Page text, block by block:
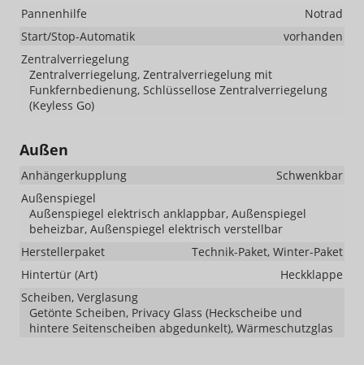
Pannenhilfe
Notrad
Start/Stop-Automatik
vorhanden
Zentralverriegelung
Zentralverriegelung, Zentralverriegelung mit
Funkfernbedienung, Schlüssellose Zentralverriegelung
(Keyless Go)
Außen
Anhängerkupplung
Schwenkbar
Außenspiegel
Außenspiegel elektrisch anklappbar, Außenspiegel
beheizbar, Außenspiegel elektrisch verstellbar
Herstellerpaket
Technik-Paket, Winter-Paket
Hintertür (Art)
Heckklappe
Scheiben, Verglasung
Getönte Scheiben, Privacy Glass (Heckscheibe und
hintere Seitenscheiben abgedunkelt), Wärmeschutzglas